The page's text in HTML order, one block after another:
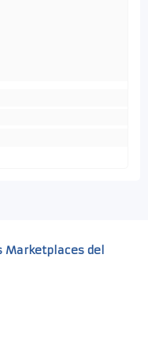
Marketplaces del